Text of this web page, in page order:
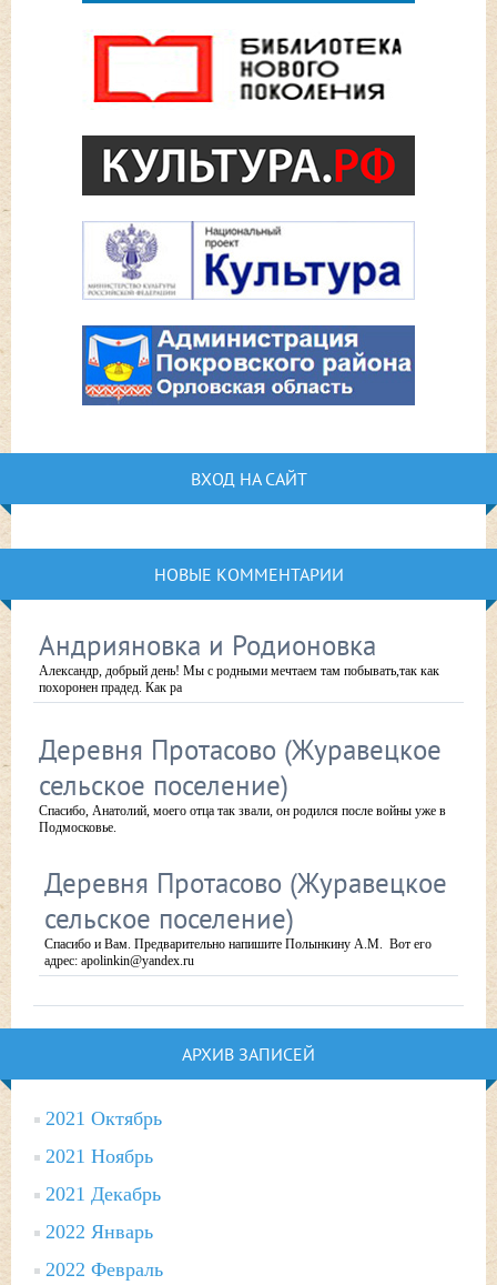
ВХОД НА САЙТ
НОВЫЕ КОММЕНТАРИИ
Андрияновка и Родионовка
Александр, добрый день! Мы с родными мечтаем там побывать,так как
похоронен прадед. Как ра
Деревня Протасово (Журавецкое
сельское поселение)
Спасибо, Анатолий, моего отца так звали, он родился после войны уже в
Подмосковье.
Деревня Протасово (Журавецкое
сельское поселение)
Спасибо и Вам. Предварительно напишите Полынкину А.М. Вот его
адрес: apolinkin@yandex.ru
АРХИВ ЗАПИСЕЙ
2021 Октябрь
2021 Ноябрь
2021 Декабрь
2022 Январь
2022 Февраль